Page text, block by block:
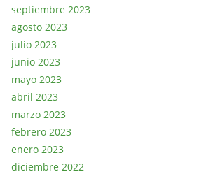
septiembre 2023
agosto 2023
julio 2023
junio 2023
mayo 2023
abril 2023
marzo 2023
febrero 2023
enero 2023
diciembre 2022